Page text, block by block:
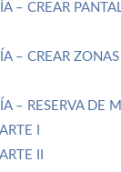
– CREAR
– CREAR
– RESERVA DE
I
II